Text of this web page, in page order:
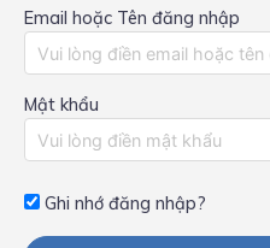
Email hoặc Tên đăng nhập
Mật khẩu
Ghi nhớ đăng nhập?